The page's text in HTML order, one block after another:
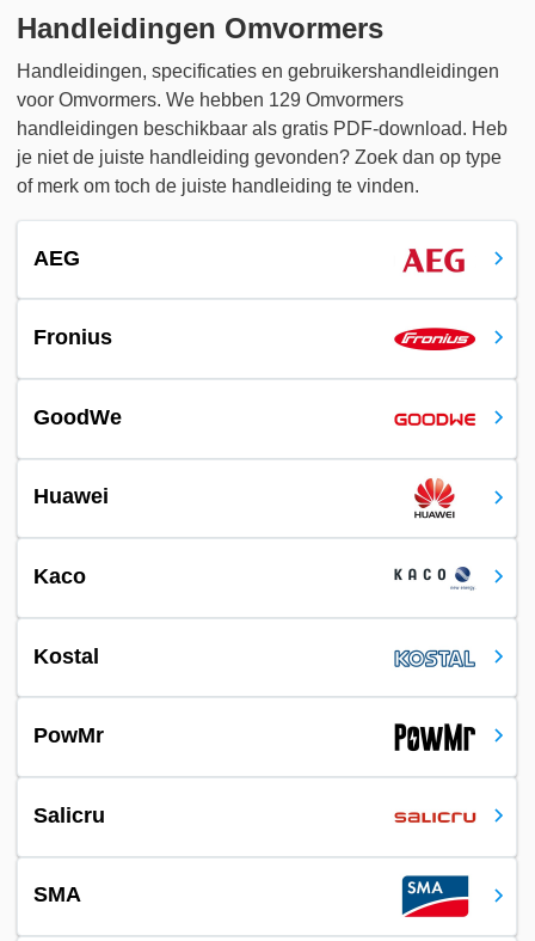
Handleidingen Omvormers
Handleidingen, specificaties en gebruikershandleidingen
voor Omvormers. We hebben 129 Omvormers
handleidingen beschikbaar als gratis PDF-download. Heb
je niet de juiste handleiding gevonden? Zoek dan op type
of merk om toch de juiste handleiding te vinden.
AEG
Fronius
GoodWe
Huawei
Kaco
Kostal
PowMr
Salicru
SMA